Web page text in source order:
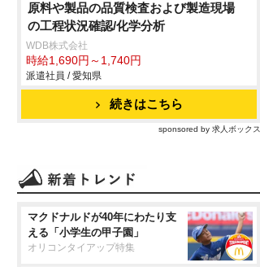
原料や製品の品質検査および製造現場
の工程状況確認/化学分析
WDB株式会社
時給1,690円～1,740円
派遣社員 / 愛知県
続きはこちら
sponsored by 求人ボックス
マクドナルドが40年にわたり支
える「小学生の甲子園」
オリコンタイアップ特集